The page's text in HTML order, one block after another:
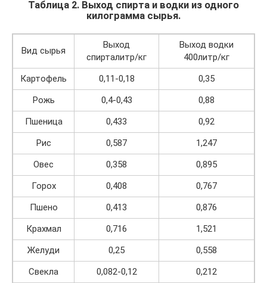
Таблица 2. Выход спирта и водки из одного
килограмма сырья.
Вид сырья
Выход
спирталитр/кг
Выход водки
400литр/кг
Картофель
0,11-0,18
0,35
Рожь
0,4-0,43
0,88
Пшеница
0,433
0,92
Рис
0,587
1,247
Овес
0,358
0,895
Горох
0,408
0,767
Пшено
0,413
0,876
Крахмал
0,716
1,521
Желуди
0,25
0,558
Свекла
0,082-0,12
0,212